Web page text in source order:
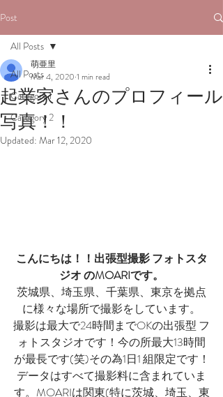
Post
All Posts
Category 1
Category 2
All Posts
起業家さんのプロフィール
写真！！
萌亜里
Mar 4, 2020 1 min read
Updated: Mar 12, 2020
こんにちは！！出張型撮影 フォトスタ
ジオ のMOARIです。
茨城県、埼玉県、千葉県、東京を拠点
に様々な場所で撮影をしています。
撮影は最大で24時間までOKの出張型 フ
ォトスタジオです！今の所最大13時間
が最長です(笑)その為1日1 組限定です！
データはすべて撮影料に含まれていま
す。MOARIは関東(特に茨城、埼玉、東